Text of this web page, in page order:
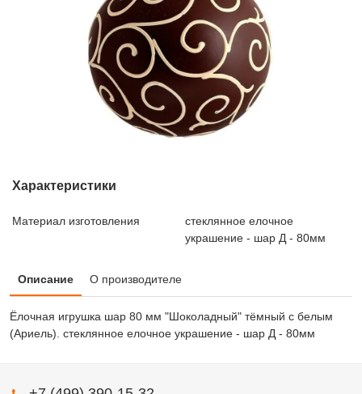
Характеристики
Материал изготовления
стеклянное елочное
украшение - шар Д - 80мм
Описание О производителе
Ёлочная игрушка шар 80 мм "Шоколадный" тёмный с белым
(Ариель). стеклянное елочное украшение - шар Д - 80мм